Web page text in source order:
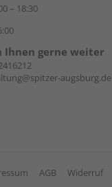
– 18:30
Ihnen gerne weiter
augsburg.de
AGB Widerruf